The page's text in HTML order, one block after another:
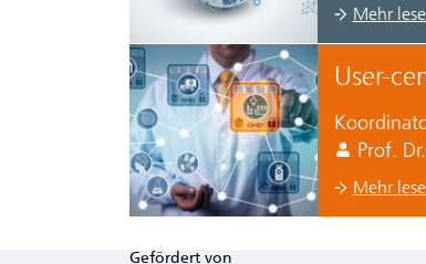
Mehr
User-
Prof.
Mehr
Gefördert von